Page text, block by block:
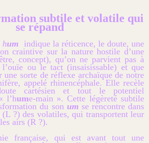
subtile et volatile qui
se répand
hum indique la réticence, le doute, une
craintive sur la nature hostile d’une
concept), qu’on ne parvient pas à
ou le tact (insaisissable) et que
une sorte de réflexe archaïque de notre
appelé rhinencéphale. Elle recèle
cartésien et tout le potentiel
l’hume-main ». Cette légèreté subtile
du son um se rencontre dans
(L ?) des volatiles, qui transportent leur
airs (R ?).
française, qui est avant tout une